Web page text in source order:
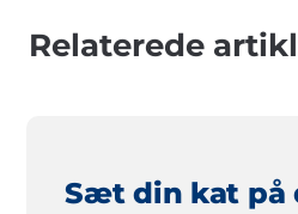
Relaterede
Sæt din kat